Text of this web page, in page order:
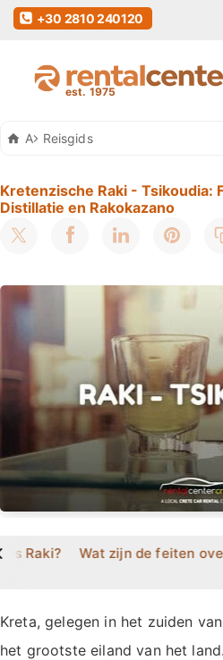
Auto Huren Kreta
Reisgids
Kretenzische Raki - Tsikoudia:
Distillatie en Rakokazano
is Raki? Wat zijn de feiten
Kreta, gelegen in het zuiden
het grootste eiland van het
+30 2810 240120